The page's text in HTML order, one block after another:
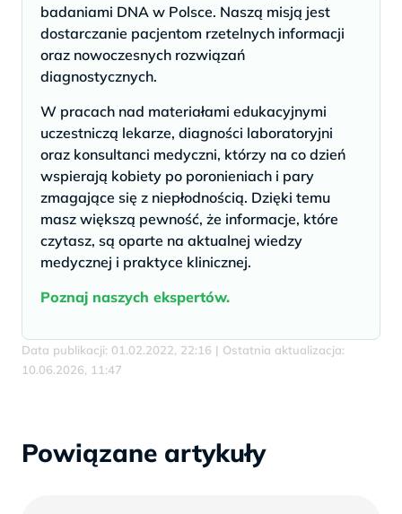
badaniami DNA w Polsce. Naszą misją jest
dostarczanie pacjentom rzetelnych informacji
oraz nowoczesnych rozwiązań
diagnostycznych.
W pracach nad materiałami edukacyjnymi
uczestniczą lekarze, diagności laboratoryjni
oraz konsultanci medyczni, którzy na co dzień
wspierają kobiety po poronieniach i pary
zmagające się z niepłodnością. Dzięki temu
masz większą pewność, że informacje, które
czytasz, są oparte na aktualnej wiedzy
medycznej i praktyce klinicznej.
Poznaj naszych ekspertów.
Data publikacji: 01.02.2022, 22:16 | Ostatnia aktualizacja:
10.06.2026, 11:47
Powiązane artykuły